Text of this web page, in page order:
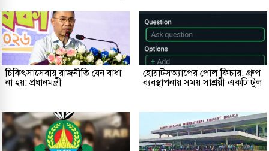
চিকিৎসাসেবায় রাজনীতি যেন বাধা
না হয়: প্রধানমন্ত্রী
হোয়াটসঅ্যাপের পোল ফিচার: গ্রুপ
ব্যবস্থাপনায় সময় সাশ্রয়ী একটি টুল